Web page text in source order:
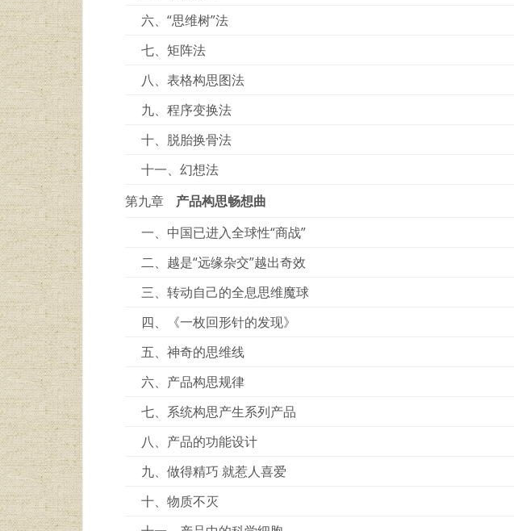
六、“思维树”法
七、矩阵法
八、表格构思图法
九、程序变换法
十、脱胎换骨法
十一、幻想法
第九章
产品构思畅想曲
一、中国已进入全球性“商战”
二、越是“远缘杂交”越出奇效
三、转动自己的全息思维魔球
四、《一枚回形针的发现》
五、神奇的思维线
六、产品构思规律
七、系统构思产生系列产品
八、产品的功能设计
九、做得精巧 就惹人喜爱
十、物质不灭